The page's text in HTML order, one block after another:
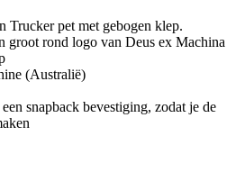
Trucker pet met gebogen klep.
groot rond logo van Deus ex Machina
(Australië)
snapback bevestiging, zodat je de